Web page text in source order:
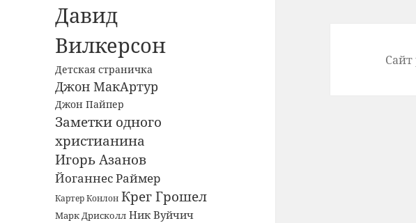
Давид
Вилкерсон
Детская страничка
Джон МакАртур
Джон Пайпер
Заметки одного
христианина
Игорь Азанов
Йоганнес Раймер
Картер Конлон Крег Грошел
Марк Дрисколл Ник Вуйчич
Сайт